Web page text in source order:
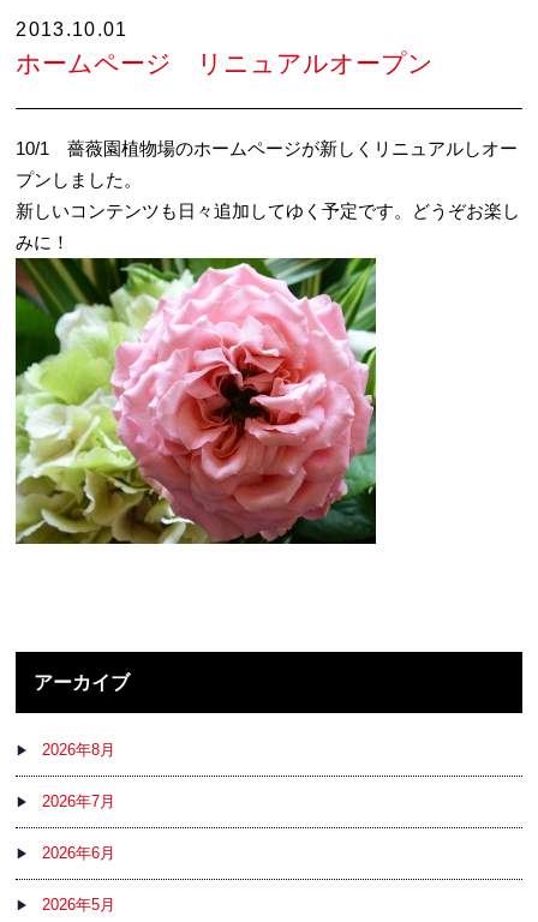
2013.10.01
ホームページ リニュアルオープン
10/1 薔薇園植物場のホームページが新しくリニュアルしオー
プンしました。
新しいコンテンツも日々追加してゆく予定です。どうぞお楽し
みに！
アーカイブ
2026年8月
2026年7月
2026年6月
2026年5月